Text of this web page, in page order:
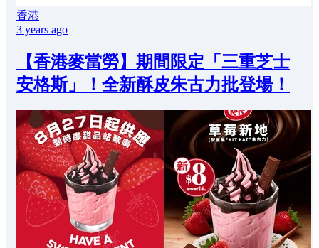
香港
3 years ago
【香港麥當勞】期間限定「三重芝士
安格斯」！全新酥皮朱古力批登場！